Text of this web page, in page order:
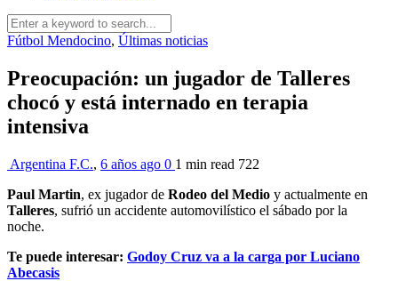
Fútbol Mendocino, Últimas noticias
Preocupación: un jugador de Talleres
chocó y está internado en terapia
intensiva
Argentina F.C., 6 años ago 0 1 min read 722
Paul Martin, ex jugador de Rodeo del Medio y actualmente en
Talleres, sufrió un accidente automovilístico el sábado por la
noche.
Te puede interesar: Godoy Cruz va a la carga por Luciano
Abecasis